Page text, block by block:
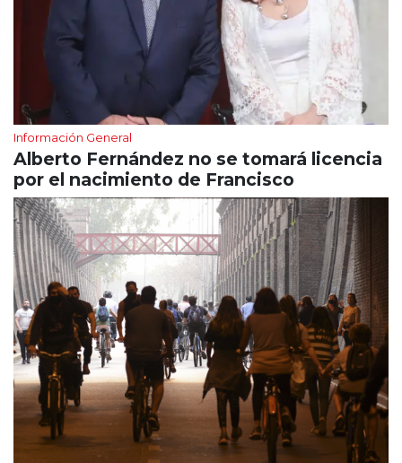
Información General
Alberto Fernández no se tomará licencia
por el nacimiento de Francisco